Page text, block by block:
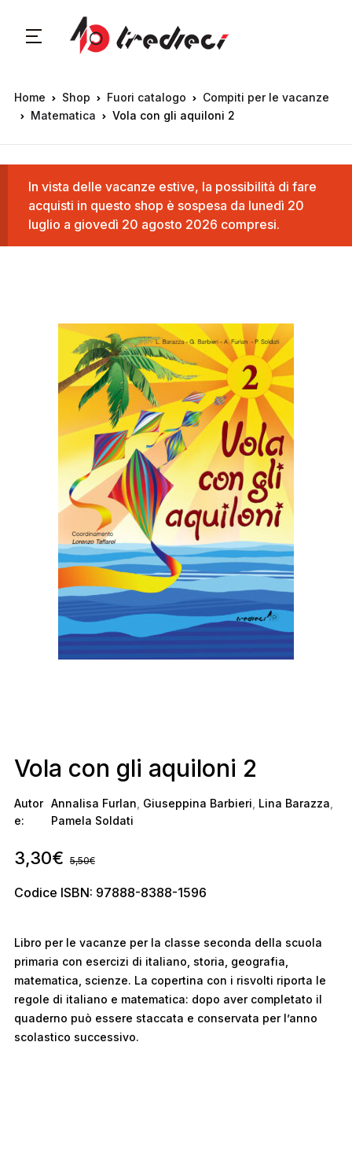
Home Shop Fuori catalogo
Compiti per le vacanze
Matematica
Vola con gli aquiloni 2
In vista delle vacanze estive, la possibilità di fare
acquisti in questo shop è sospesa da lunedì 20
luglio a giovedì 20 agosto 2026 compresi.
Vola con gli aquiloni 2
Autor
e:
Annalisa Furlan Giuseppina Barbieri Lina Barazza
Pamela Soldati
3,30€ 5,50€
Codice ISBN: 97888-8388-1596
Libro per le vacanze per la classe seconda della scuola
primaria con esercizi di italiano, storia, geografia,
matematica, scienze. La copertina con i risvolti riporta le
regole di italiano e matematica: dopo aver completato il
quaderno può essere staccata e conservata per l’anno
scolastico successivo.